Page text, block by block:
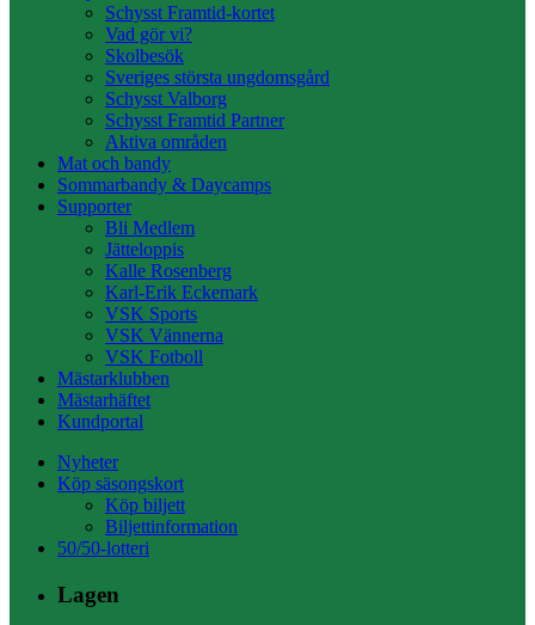
Schysst Framtid-kortet
Vad gör vi?
Skolbesök
Sveriges största ungdomsgård
Schysst Valborg
Schysst Framtid Partner
Aktiva områden
Mat och bandy
Sommarbandy & Daycamps
Supporter
Bli Medlem
Jätteloppis
Kalle Rosenberg
Karl-Erik Eckemark
VSK Sports
VSK Vännerna
VSK Fotboll
Mästarklubben
Mästarhäftet
Kundportal
Nyheter
Köp säsongskort
Köp biljett
Biljettinformation
50/50-lotteri
Lagen